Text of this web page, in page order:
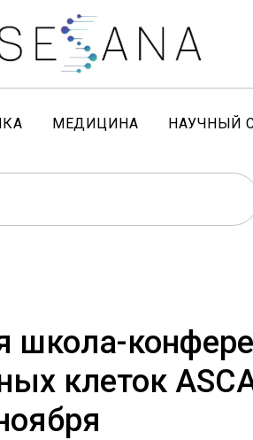
МЕДИЦИНА НАУЧНЫЙ
школа-
клеток